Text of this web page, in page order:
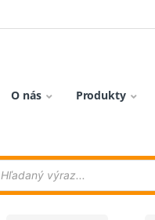
O nás Produkty